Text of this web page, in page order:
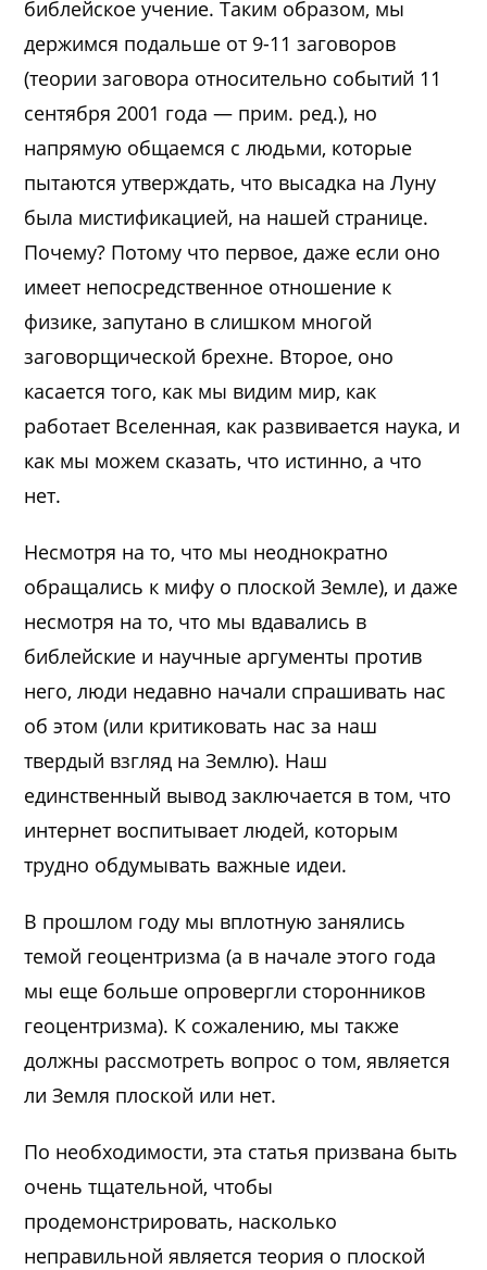
библейское учение. Таким образом, мы
держимся подальше от 9-11 заговоров
(теории заговора относительно событий 11
сентября 2001 года — прим. ред.), но
напрямую общаемся с людьми, которые
пытаются утверждать, что высадка на Луну
была мистификацией, на нашей странице.
Почему? Потому что первое, даже если оно
имеет непосредственное отношение к
физике, запутано в слишком многой
заговорщической брехне. Второе, оно
касается того, как мы видим мир, как
работает Вселенная, как развивается наука, и
как мы можем сказать, что истинно, а что
нет.
Несмотря на то, что мы неоднократно
обращались к мифу о плоской Земле), и даже
несмотря на то, что мы вдавались в
библейские и научные аргументы против
него, люди недавно начали спрашивать нас
об этом (или критиковать нас за наш
твердый взгляд на Землю). Наш
единственный вывод заключается в том, что
интернет воспитывает людей, которым
трудно обдумывать важные идеи.
В прошлом году мы вплотную занялись
темой геоцентризма (а в начале этого года
мы еще больше опровергли сторонников
геоцентризма). К сожалению, мы также
должны рассмотреть вопрос о том, является
ли Земля плоской или нет.
По необходимости, эта статья призвана быть
очень тщательной, чтобы
продемонстрировать, насколько
неправильной является теория о плоской